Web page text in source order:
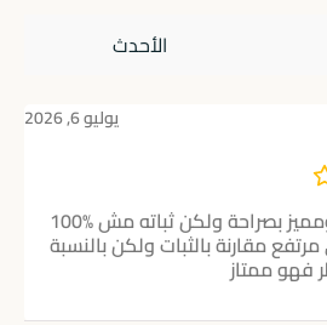
يوليو 6, 2026
العطر جميل ومميز بصراحة ولكن ثباته مش 100‎%‎
مقارنة بالثبات ولكن بالنسبة
فهو ممتاز